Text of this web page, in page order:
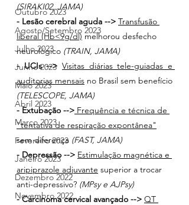
Outubro 2023
Agosto/Setembro 2023
Julho 2023
Junho 2023
Maio 2023
Abril 2023
Março 2023
Fevereiro 2023
Janeiro 2023
Dezembro 2022
Novembro 2022
(SIRAKI02, JAMA)
- Lesão cerebral aguda --> Transfusão
liberal (Hb<9g/dl) melhorou desfecho
neurológico (TRAIN, JAMA)
- UCIs --> Visitas diárias tele-guiadas e
auditorias mensais no Brasil sem benefício
(TELESCOPE, JAMA)
- Extubação --> Frequência e técnica de
"tentativa de respiração expontânea"
sem diferença (FAST, JAMA)
- Depressão --> Estimulação magnética e
aripiprazole adjuvante superior a trocar
anti-depressivo? (MPsy e AJPsy)
- Carcinoma cervical avançado --> QT